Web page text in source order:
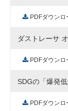
PDFダウンロ
ダストレーサ
PDFダウンロ
SDGの「爆発
PDFダウンロ